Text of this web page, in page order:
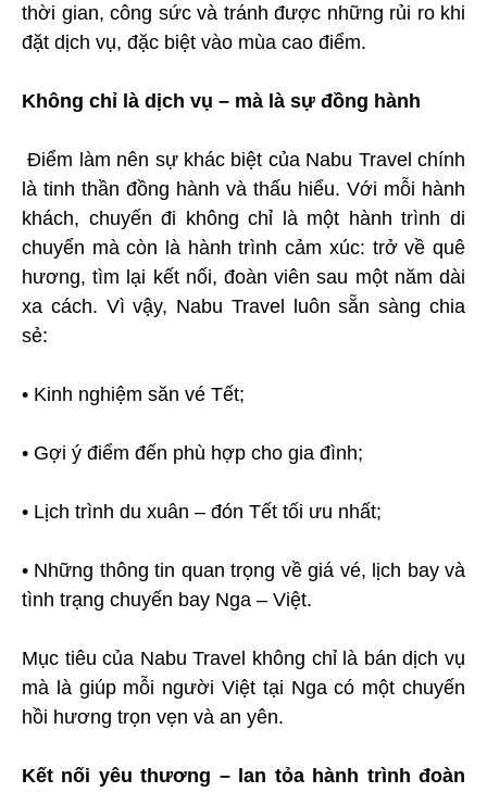
thời gian, công sức và tránh được những rủi ro khi
đặt dịch vụ, đặc biệt vào mùa cao điểm.
Không chỉ là dịch vụ – mà là sự đồng hành
Điểm làm nên sự khác biệt của Nabu Travel chính
là tinh thần đồng hành và thấu hiểu. Với mỗi hành
khách, chuyến đi không chỉ là một hành trình di
chuyển mà còn là hành trình cảm xúc: trở về quê
hương, tìm lại kết nối, đoàn viên sau một năm dài
xa cách. Vì vậy, Nabu Travel luôn sẵn sàng chia
sẻ:
• Kinh nghiệm săn vé Tết;
• Gợi ý điểm đến phù hợp cho gia đình;
• Lịch trình du xuân – đón Tết tối ưu nhất;
• Những thông tin quan trọng về giá vé, lịch bay và
tình trạng chuyến bay Nga – Việt.
Mục tiêu của Nabu Travel không chỉ là bán dịch vụ
mà là giúp mỗi người Việt tại Nga có một chuyến
hồi hương trọn vẹn và an yên.
Kết nối yêu thương – lan tỏa hành trình đoàn